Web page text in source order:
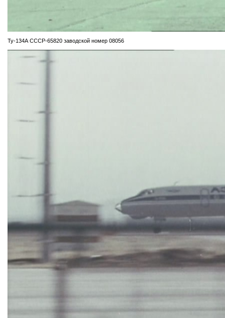
Ту-134А СССР-65820 заводской номер 08056